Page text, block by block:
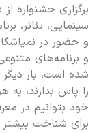
سینمایی، تئاتر،
و حضور در
و برنامه‌های
شده است، بار
را پاس بدارند،
خود بتوانیم در
برای شناخت بیشتر